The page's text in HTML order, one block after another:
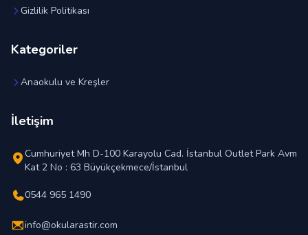
Gizlilik Politikası
Kategoriler
Anaokulu ve Kreşler
İletişim
Cumhuriyet Mh D-100 Karayolu Cad. İstanbul Outlet Park Avm
Kat 2 No : 63 Büyükçekmece/İstanbul
0544 965 1490
info@okularastir.com